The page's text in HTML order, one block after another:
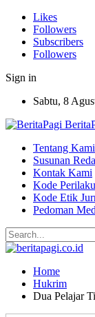
Likes
Followers
Subscribers
Followers
Sign in
Sabtu, 8
Tentang Kami
Susunan
Kontak Kami
Kode Perilaku
Kode Etik
Pedoman
Home
Hukrim
Dua Pelajar